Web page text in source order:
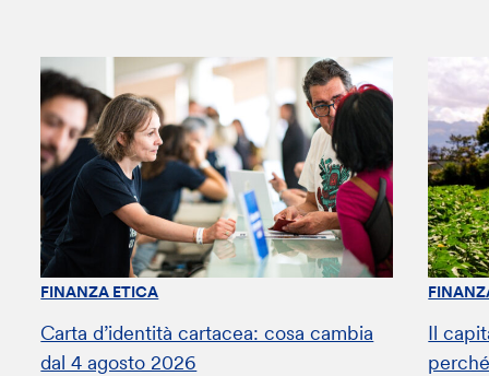
FINANZA ETICA
Carta d’identità cartacea: cosa cambia
dal 4 agosto 2026
Il